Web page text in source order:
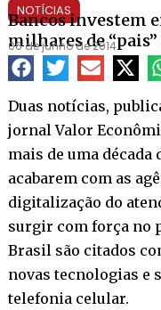
NOTÍCIAS
Bancos investem
milhares de
06 de junho de 2014
Duas notícias,
jornal Valor
mais de uma
acabarem com as
digitalização do
surgir com força no
Brasil são citados
novas tecnologias e
telefonia celular.